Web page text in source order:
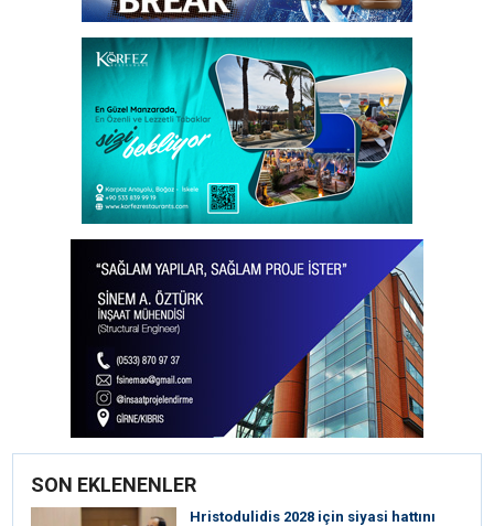
SON EKLENENLER
⁠Hristodulidis 2028 için siyasi hattını